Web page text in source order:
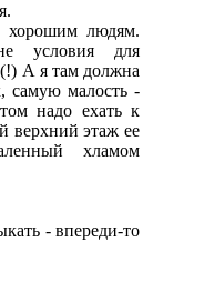
хорошим людям.
условия для
А я там должна
самую малость -
надо ехать к
верхний этаж ее
хламом
- впереди-то